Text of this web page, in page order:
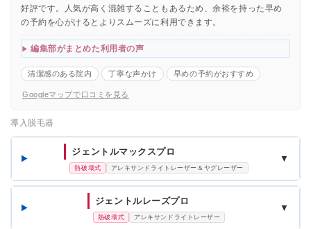
好評です。人気が高く混雑することもあるため、余裕を持った早め
の予約を心がけるとよりスムーズに利用できます。
編集部がまとめた利用者の声
清潔感のある院内 丁寧な声かけ 早めの予約がおすすめ
Googleマップで口コミを見る
導入脱毛器
ジェントルマックスプロ
熱破壊式 アレキサンドライトレーザー＆ヤグレーザー
▼
ジェントルレーズプロ
熱破壊式 アレキサンドライトレーザー
▼